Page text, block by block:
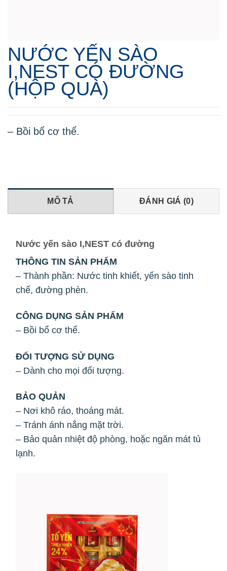
NƯỚC YẾN SÀO
I,NEST CÓ ĐƯỜNG
(HỘP QUÀ)
– Bồi bổ cơ thể.
MÔ TẢ ĐÁNH GIÁ (0)
Nước yến sào I,NEST có đường
THÔNG TIN SẢN PHẨM
– Thành phần: Nước tinh khiết, yến sào tinh
chế, đường phèn.
CÔNG DỤNG SẢN PHẨM
– Bồi bổ cơ thể.
ĐỐI TƯỢNG SỬ DỤNG
– Dành cho mọi đối tượng.
BẢO QUẢN
– Nơi khô ráo, thoáng mát.
– Tránh ánh nắng mặt trời.
– Bảo quản nhiệt độ phòng, hoặc ngăn mát tủ
lạnh.